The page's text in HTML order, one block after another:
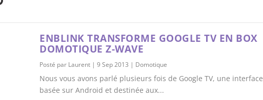
ENBLINK TRANSFORME GOOGLE TV EN BOX
DOMOTIQUE Z-WAVE
Posté par Laurent |9 Sep 2013 | Domotique
Nous vous avons parlé plusieurs fois de Google TV, une interface
basée sur Android et destinée aux...